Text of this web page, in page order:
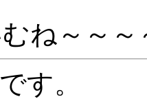
ね～～
す。